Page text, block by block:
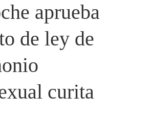
aprueba
de ley de
curita